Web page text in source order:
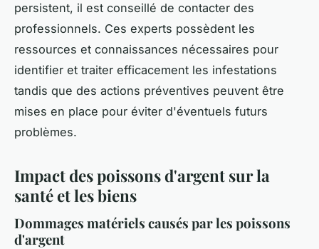
persistent, il est conseillé de contacter des
professionnels. Ces experts possèdent les
ressources et connaissances nécessaires pour
identifier et traiter efficacement les infestations
tandis que des actions préventives peuvent être
mises en place pour éviter d'éventuels futurs
problèmes.
Impact des poissons d'argent sur la
santé et les biens
Dommages matériels causés par les poissons
d'argent